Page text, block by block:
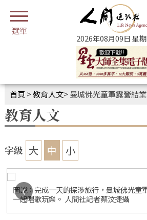
2026年08月09日 星
首頁 >教育人文>曼城佛光童軍露營結
教育人文
字級 大 中 小
圖說：完成一天的探涉旅行，曼城佛光童
一起唱歌玩樂。 人間社記者蔡汶捷攝
‹